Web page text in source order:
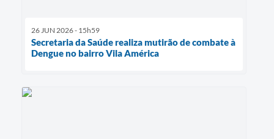
26 JUN 2026 - 15h59
Secretaria da Saúde realiza mutirão de combate à
Dengue no bairro Vila América